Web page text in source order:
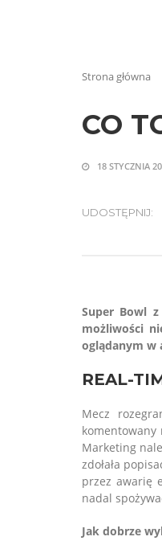
Strona główna
CO
18 STYCZNIA
UDOSTĘPNIJ:
Super Bowl
możliwości
oglądanym w
REAL-
Mecz
Marketing
zdołała
przez awarię
nadal
Jak dobrze